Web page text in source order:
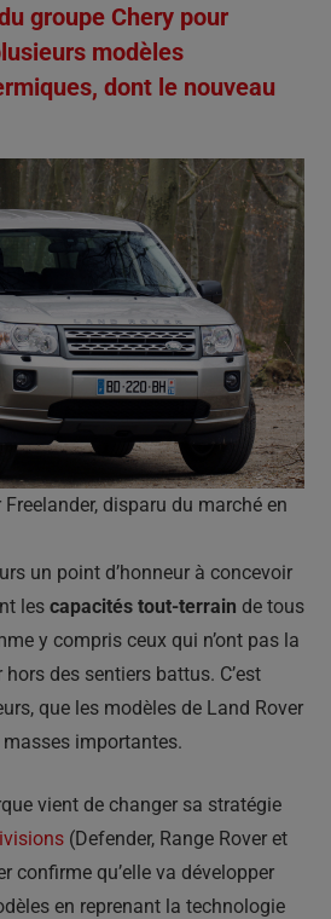
groupe Chery pour
modèles
dont le nouveau
disparu du marché en
un point d’honneur à concevoir
les capacités tout-terrain de tous
y compris ceux qui n’ont pas la
des sentiers battus. C’est
que les modèles de Land Rover
importantes.
vient de changer sa stratégie
(Defender, Range Rover et
confirme qu’elle va développer
en reprenant la technologie